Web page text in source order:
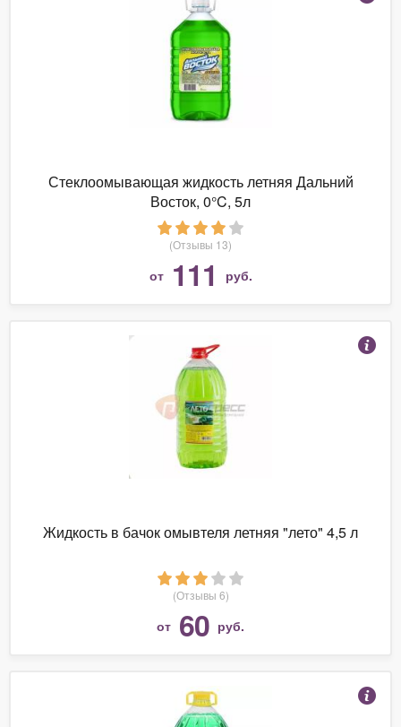
Стеклоомывающая жидкость летняя Дальний
Восток, 0°C, 5л
(Отзывы 13)
от 111 руб.
Жидкость в бачок омывтеля летняя "лето" 4,5 л
(Отзывы 6)
от 60 руб.